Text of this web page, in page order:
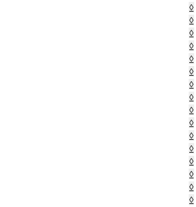
◊
◊
◊
◊
◊
◊
◊
◊
◊
◊
◊
◊
◊
◊
◊
◊